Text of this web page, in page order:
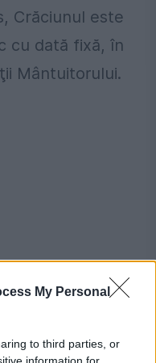
My Personal
to third parties, or
Crăciunul este
cu dată fixă, în
Mântuitorului.